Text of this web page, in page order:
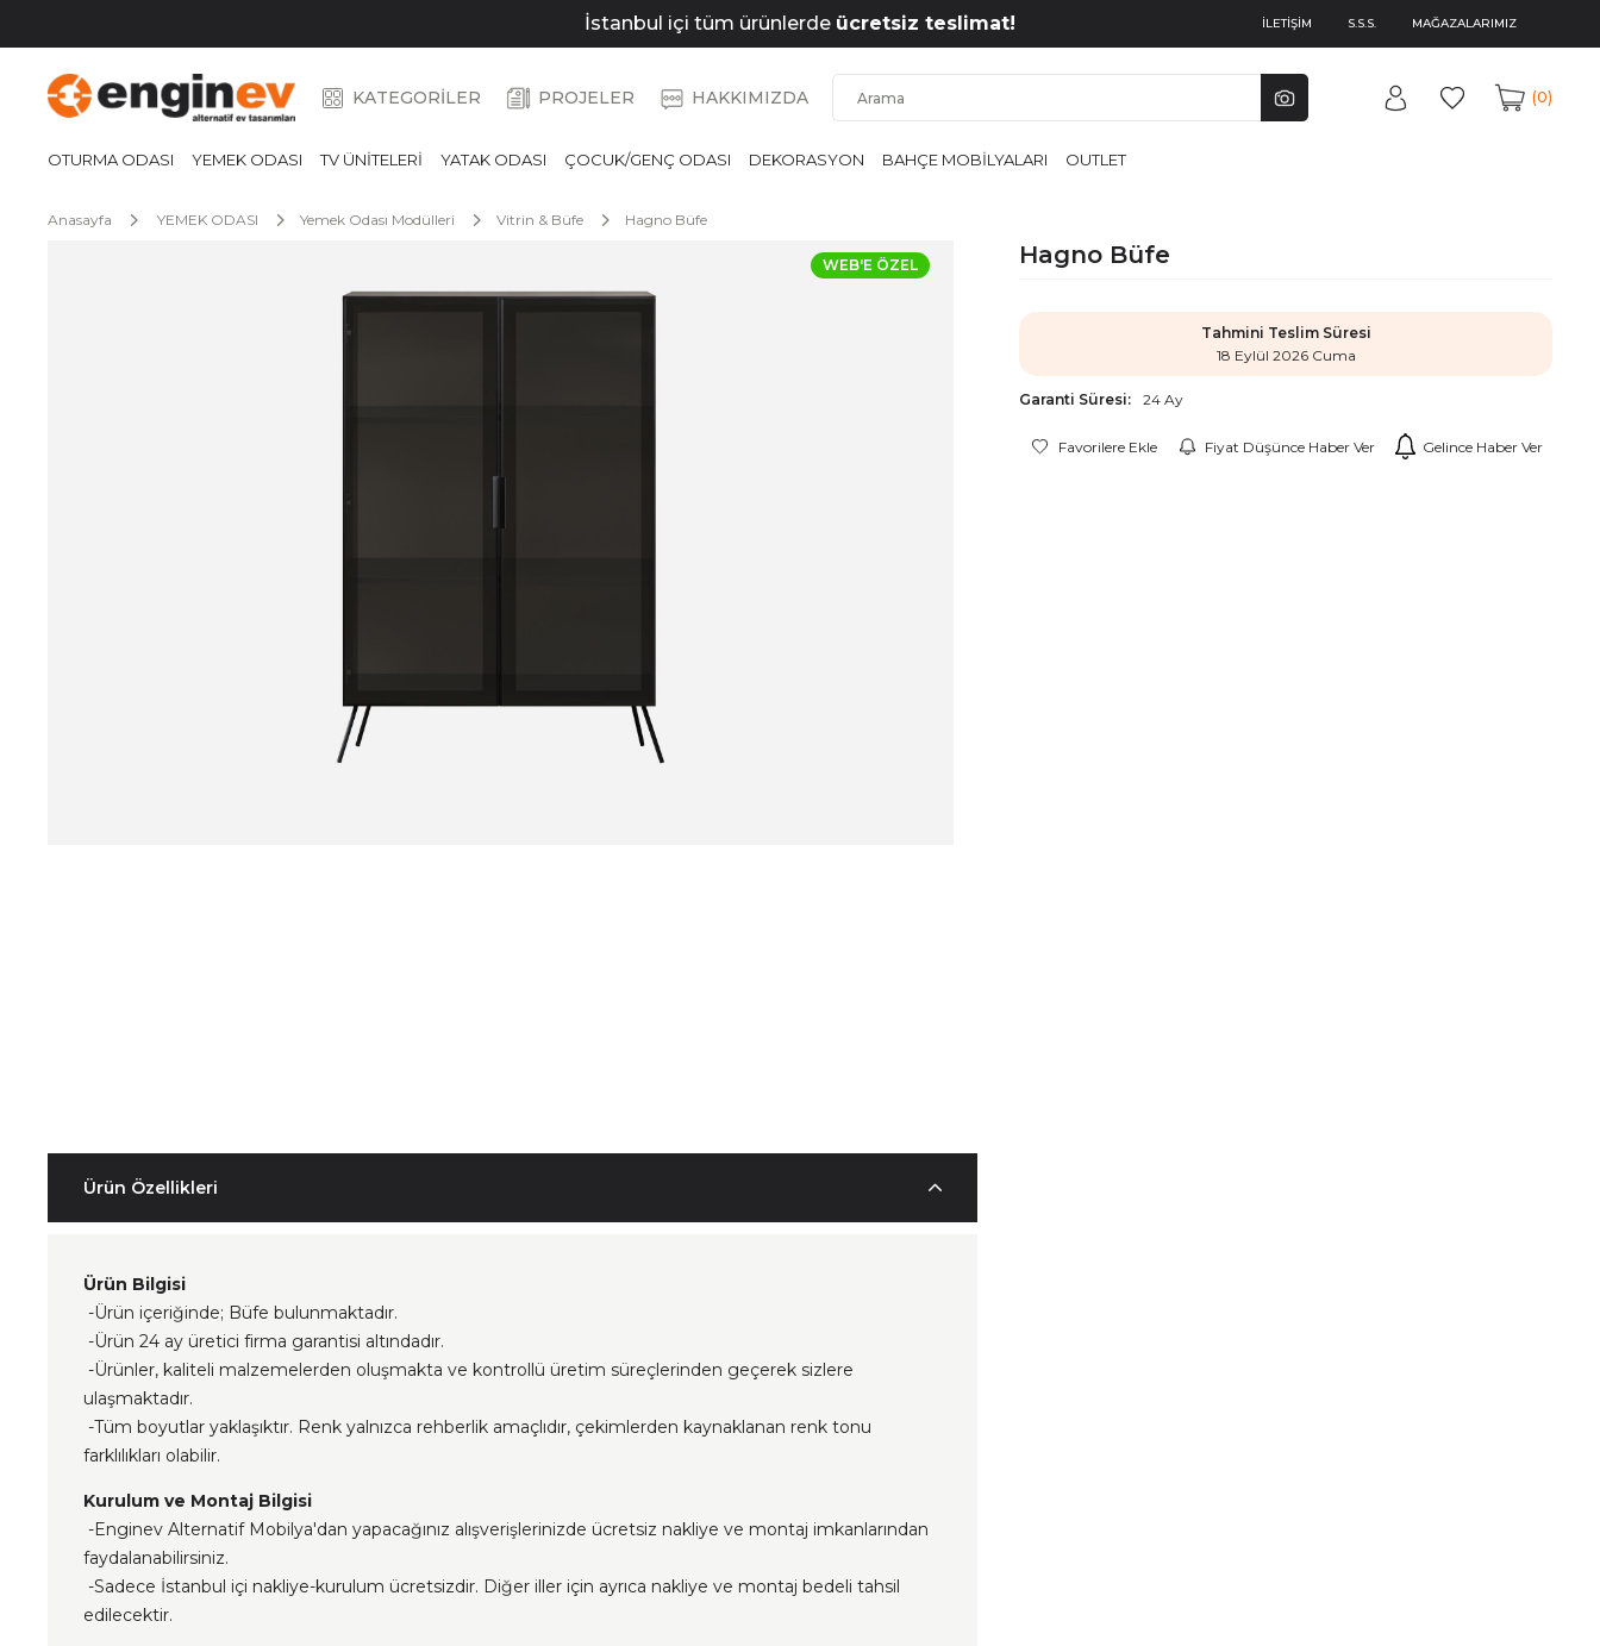
İstanbul içi tüm ürünlerde ücretsiz teslimat! İLETİŞİM S.S.S. MAĞAZALARIMIZ
KATEGORİLER PROJELER HAKKIMIZDA 0
OTURMA ODASI YEMEK ODASI TV ÜNİTELERİ YATAK ODASI ÇOCUK/GENÇ ODASI DEKORASYON BAHÇE MOBİLYALARI OUTLET
Anasayfa YEMEK ODASI Yemek Odası Modülleri Vitrin & Büfe Hagno Büfe
WEB'E ÖZEL Hagno Büfe
Tahmini Teslim Süresi
18 Eylül 2026 Cuma
Garanti Süresi: 24 Ay
Favorilere Ekle Fiyat Düşünce Haber Ver Gelince Haber Ver
Ürün Özellikleri
Ürün Bilgisi
-Ürün içeriğinde; Büfe bulunmaktadır.
-Ürün 24 ay üretici firma garantisi altındadır.
-Ürünler, kaliteli malzemelerden oluşmakta ve kontrollü üretim süreçlerinden geçerek sizlere
ulaşmaktadır.
-Tüm boyutlar yaklaşıktır. Renk yalnızca rehberlik amaçlıdır, çekimlerden kaynaklanan renk tonu
farklılıkları olabilir.
Kurulum ve Montaj Bilgisi
-Enginev Alternatif Mobilya'dan yapacağınız alışverişlerinizde ücretsiz nakliye ve montaj imkanlarından
faydalanabilirsiniz.
-Sadece İstanbul içi nakliye-kurulum ücretsizdir. Diğer iller için ayrıca nakliye ve montaj bedeli tahsil
edilecektir.